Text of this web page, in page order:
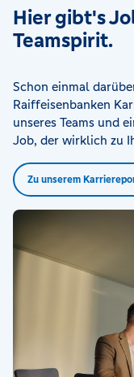
Hier gibt's
Teamspirit.
Schon einmal
Raiffeisenbanken
unseres Teams und
Job, der wirklich zu
Zu unserem